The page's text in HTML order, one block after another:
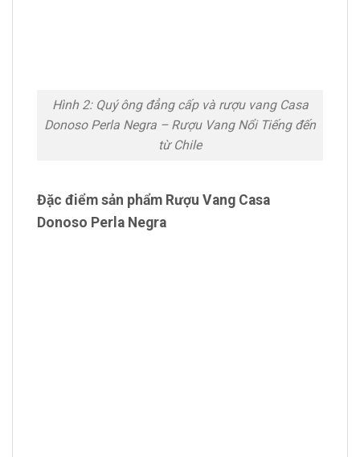
Hình 2: Quý ông đẳng cấp và rượu vang Casa
Donoso Perla Negra – Rượu Vang Nổi Tiếng đến
từ Chile
Đặc điểm sản phẩm Rượu Vang Casa
Donoso Perla Negra